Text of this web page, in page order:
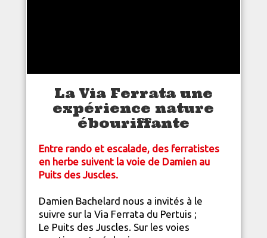
La Via Ferrata une
expérience nature
ébouriffante
Entre rando et escalade, des ferratistes
en herbe suivent la voie de Damien au
Puits des Juscles.
Damien Bachelard nous a invités à le
suivre sur la Via Ferrata du Pertuis ;
Le Puits des Juscles. Sur les voies